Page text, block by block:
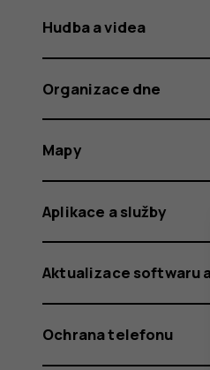
Hudba a videa
Organizace dne
Mapy
Aplikace a služby
Aktualizace softwaru a
Ochrana telefonu